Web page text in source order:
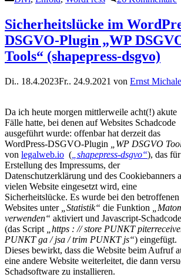
Sicherheitslücke im
DSGVO-Plugin „WP
Tools“ (shapepress-dsgvo)
Di.. 18.4.2023Fr.. 24.9.2021 von Ernst
Da ich heute morgen mittlerweile acht(!) akute
Fälle hatte, bei denen auf Websites Schadcode
ausgeführt wurde: offenbar hat derzeit das
WordPress-DSGVO-Plugin
„WP DSGVO
von legalweb.io ( „shapepress-dsgvo“), das
Erstellung des Impressums, der
Datenschutzerklärung und des Cookiebanners
vielen Website eingesetzt wird, eine
Sicherheitslücke. Es wurde bei den betroffenen
Websites unter
„Statistik“ die Funktion
verwenden“ aktiviert und Javascript-Schadcode
(das Script
„https : // store PUNKT
PUNKT ga / jsa / trim PUNKT js“) eingefügt.
Dieses bewirkt, dass die Website beim Aufruf
eine andere Website weiterleitet, die dann
Schadsoftware zu installieren.